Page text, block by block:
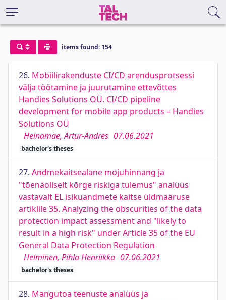
items found: 154
26. Mobiilirakenduste CI/CD arendusprotsessi
välja töötamine ja juurutamine ettevõttes
Handies Solutions OÜ. CI/CD pipeline
development for mobile app products – Handies
Solutions OÜ
Heinamäe, Artur-Andres 07.06.2021
bachelor's theses
27. Andmekaitsealane mōjuhinnang ja
"tōenäoliselt kōrge riskiga tulemus" analüüs
vastavalt EL isikuandmete kaitse üldmääruse
artiklile 35. Analyzing the obscurities of the data
protection impact assessment and "likely to
result in a high risk" under Article 35 of the EU
General Data Protection Regulation
Helminen, Pihla Henriikka 07.06.2021
bachelor's theses
28. Mängutoa teenuste analüüs ja